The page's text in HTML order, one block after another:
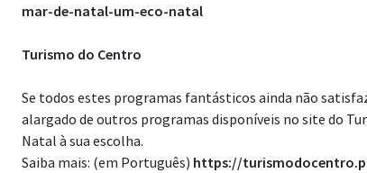
mar-de-natal-um-eco-natal
Turismo do Centro
Se todos estes programas fantásticos ainda não
alargado de outros programas disponíveis no site do
Natal à sua escolha.
Saiba mais: (em Português) https://